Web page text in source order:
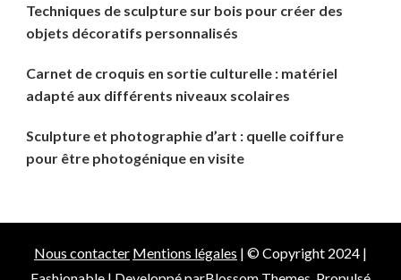
Techniques de sculpture sur bois pour créer des
objets décoratifs personnalisés
Carnet de croquis en sortie culturelle : matériel
adapté aux différents niveaux scolaires
Sculpture et photographie d’art : quelle coiffure
pour être photogénique en visite
Nous contacter Mentions légales | © Copyright 2024 |